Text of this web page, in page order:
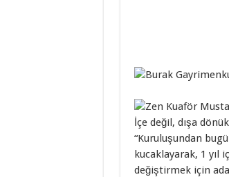
İçe değil, dışa
“Kuruluşundan
kucaklayarak, 1 yıl
değiştirmek için